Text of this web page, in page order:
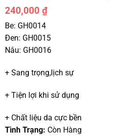
240,000 ₫
Be: GH0014
Đen: GH0015
Nâu: GH0016
+ Sang trọng,lịch sự
+ Tiện lợi khi sử dụng
+ Chất liệu da cực bền
Tình Trạng: Còn Hàng